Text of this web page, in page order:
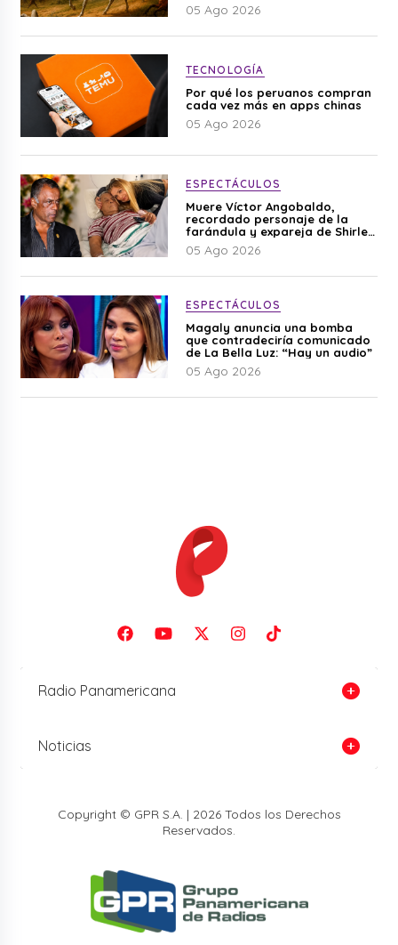
05 Ago 2026
TECNOLOGÍA
Por qué los peruanos compran
cada vez más en apps chinas
05 Ago 2026
ESPECTÁCULOS
Muere Víctor Angobaldo,
recordado personaje de la
farándula y expareja de Shirley
Cherres
05 Ago 2026
ESPECTÁCULOS
Magaly anuncia una bomba
que contradeciría comunicado
de La Bella Luz: “Hay un audio”
05 Ago 2026
Radio Panamericana
Noticias
Copyright © GPR S.A. | 2026 Todos los Derechos
Reservados.